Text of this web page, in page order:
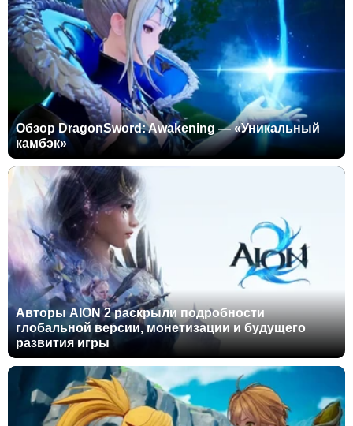
Обзор DragonSword: Awakening — «Уникальный
камбэк»
Авторы AION 2 раскрыли подробности
глобальной версии, монетизации и будущего
развития игры